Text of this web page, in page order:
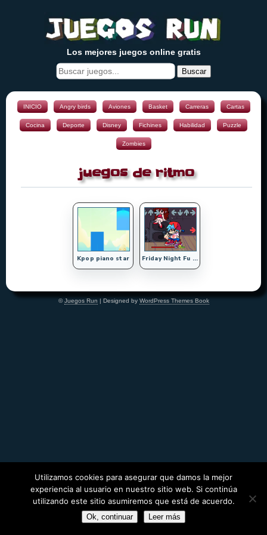
Los mejores juegos online gratis
Buscar
INICIO Angry birds Aviones Basket Carreras Cartas
Cocina Deporte Disney Fichines Habilidad Puzzle
Zombies
juegos de ritmo
Kpop piano star Friday Night Fu ...
©Juegos Run | Designed by WordPress Themes Book
Utilizamos cookies para asegurar que damos la mejor
experiencia al usuario en nuestro sitio web. Si continúa
utilizando este sitio asumiremos que está de acuerdo.
Ok, continuar Leer más